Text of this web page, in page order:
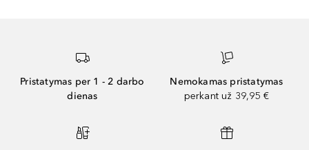
Pristatymas per 1 - 2 darbo
dienas
Nemokamas pristatymas
perkant už 39,95 €